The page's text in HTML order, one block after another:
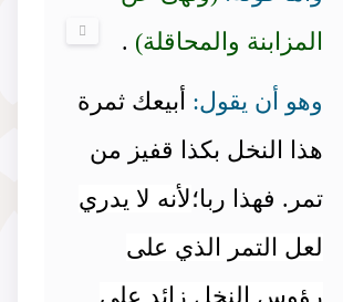
المزابنة والمحاقلة) .
وهو أن يقول: أبيعك ثمرة
هذا النخل بكذا قفيز من
تمر. فهذا ربا؛لأنه لا يدري
لعل التمر الذي على
رؤوس النخل زائد على